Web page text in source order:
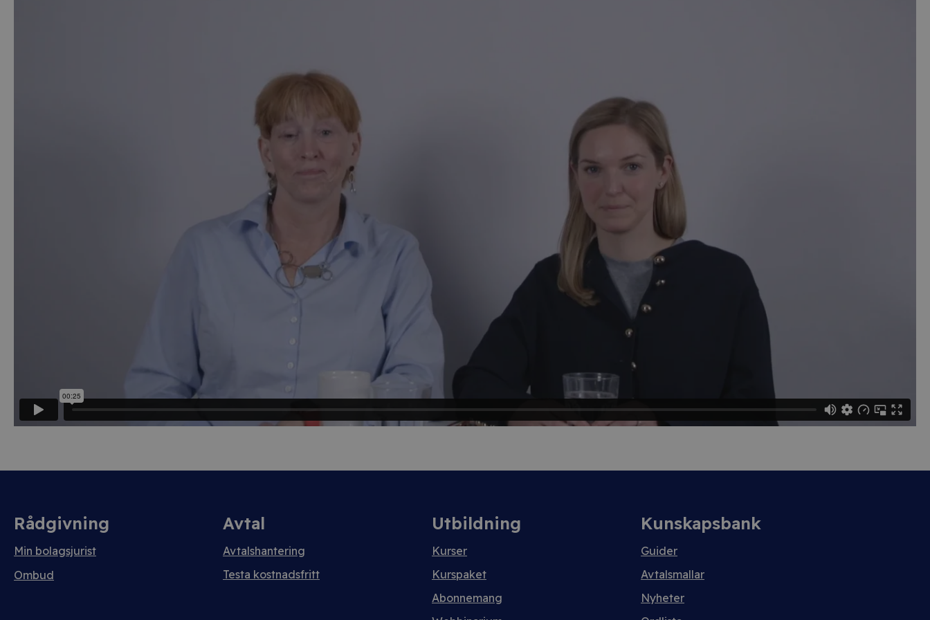
Rådgivning
Min bolagsjurist
Ombud
Avtal
Avtalshantering
Testa kostnadsfritt
Utbildning
Kurser
Kurspaket
Abonnemang
Kunskapsbank
Guider
Avtalsmallar
Nyheter